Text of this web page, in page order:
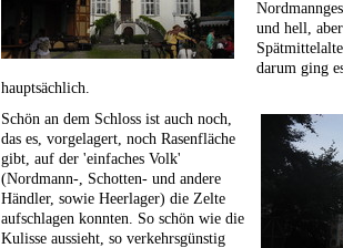
und hell,
darum ging
hauptsächlich.
Schön an dem Schloss ist auch noch,
das es, vorgelagert, noch Rasenfläche
gibt, auf der 'einfaches Volk'
(Nordmann-, Schotten- und andere
Händler, sowie Heerlager) die Zelte
aufschlagen konnten. So schön wie die
Kulisse aussieht, so verkehrsgünstig